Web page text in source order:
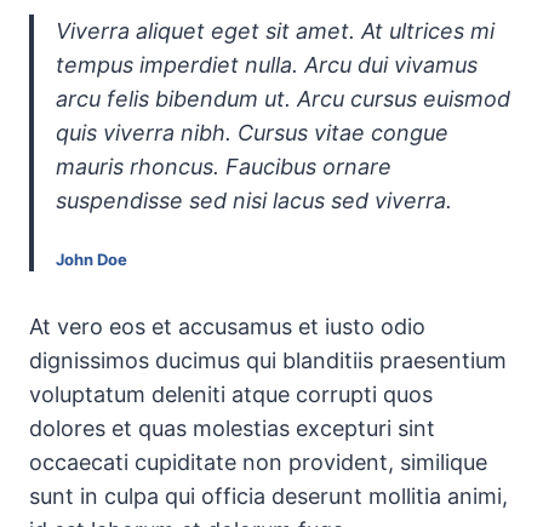
Viverra aliquet eget sit amet. At ultrices mi
tempus imperdiet nulla. Arcu dui vivamus
arcu felis bibendum ut. Arcu cursus euismod
quis viverra nibh. Cursus vitae congue
mauris rhoncus. Faucibus ornare
suspendisse sed nisi lacus sed viverra.
John Doe
At vero eos et accusamus et iusto odio
dignissimos ducimus qui blanditiis praesentium
voluptatum deleniti atque corrupti quos
dolores et quas molestias excepturi sint
occaecati cupiditate non provident, similique
sunt in culpa qui officia deserunt mollitia animi,